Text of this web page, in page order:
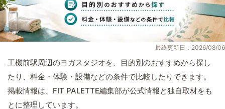
最終更新日：2026/08/06
工機前駅周辺のヨガスタジオを、目的別のおすすめから探し
たり、料金・体験・設備などの条件で比較したりできます。
掲載情報は、FIT PALETTE編集部が公式情報と独自取材をも
とに整理しています。